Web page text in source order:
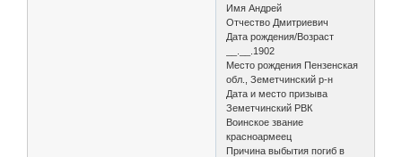
Имя Андрей
Отчество Дмитриевич
Дата рождения/Возраст
__.__.1902
Место рождения Пензенская
обл., Земетчинский р-н
Дата и место призыва
Земетчинский РВК
Воинское звание
красноармеец
Причина выбытия погиб в